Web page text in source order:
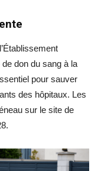
don du sang à la
pour sauver
des hôpitaux. Les
sur le site de